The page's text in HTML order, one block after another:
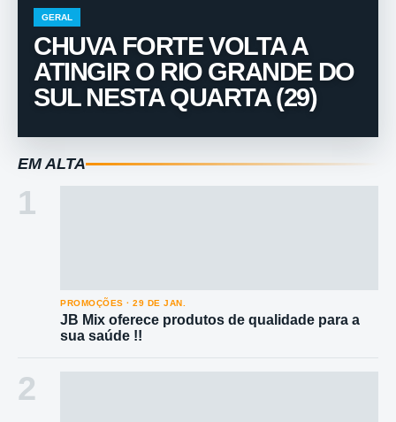
EM ALTA
1
PROMOÇÕES · 29 DE JAN.
JB Mix oferece produtos de qualidade para a
sua saúde !!
2
GERAL
CHUVA FORTE VOLTA A
ATINGIR O RIO GRANDE DO
SUL NESTA QUARTA (29)